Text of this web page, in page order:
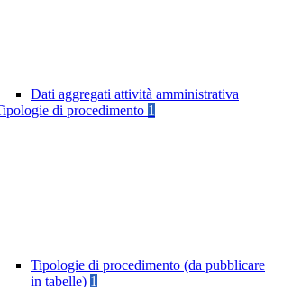
Dati aggregati attività amministrativa
di procedimento 1
Tipologie di procedimento (da pubblicare
in tabelle) 1